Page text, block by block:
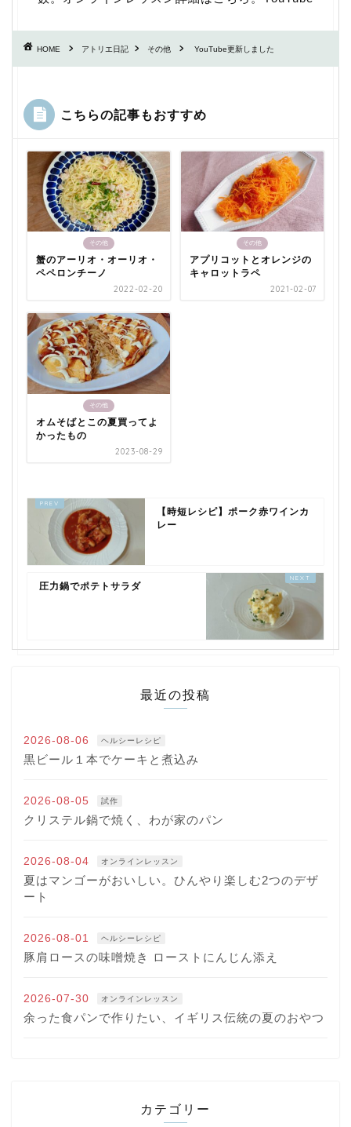
HOME アトリエ日記 その他 YouTube更新しました
こちらの記事もおすすめ
その他
蟹のアーリオ・オーリオ・
ペペロンチーノ
2022-02-20
その他
アプリコットとオレンジの
キャロットラペ
2021-02-07
その他
オムそばとこの夏買ってよ
かったもの
2023-08-29
【時短レシピ】ポーク赤ワインカ
レー
圧力鍋でポテトサラダ
最近の投稿
2026-08-06 ヘルシーレシピ
黒ビール１本でケーキと煮込み
2026-08-05 試作
クリステル鍋で焼く、わが家のパン
2026-08-04 オンラインレッスン
夏はマンゴーがおいしい。ひんやり楽しむ2つのデザ
ート
2026-08-01 ヘルシーレシピ
豚肩ロースの味噌焼き ローストにんじん添え
2026-07-30 オンラインレッスン
余った食パンで作りたい、イギリス伝統の夏のおやつ
カテゴリー